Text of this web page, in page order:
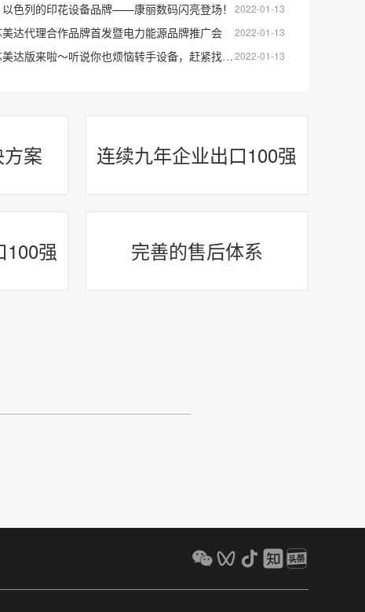
2022-01-13
色列的印花设备品牌——康丽数码闪亮登场！
2022-01-13
美达代理合作品牌首发暨电力能源品牌推广会
2022-01-13
来啦～听说你也烦恼转手设备，赶紧找苏美达达天下～
案 连续九年企业出口100强
100强 完善的售后体系